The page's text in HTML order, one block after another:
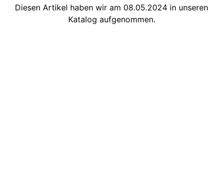
Diesen Artikel haben wir am 08.05.2024 in unseren
Katalog aufgenommen.